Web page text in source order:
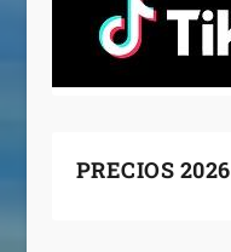
PRECIOS 2026